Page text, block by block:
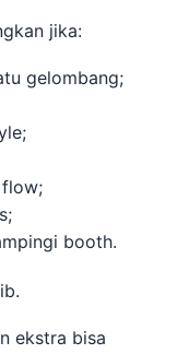
jika:
gelombang;
booth.
ekstra bisa